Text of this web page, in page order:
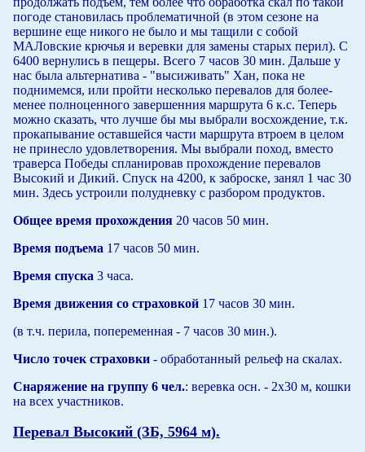
погоде становилась проблематичной (в этом сезоне на
вершине еще никого не было и мы тащили с собой
МАЛовские крючья и веревки для замены старых перил). С
6400 вернулись в пещеры. Всего 7 часов 30 мин. Дальше у
нас была альтернатива - "высиживать" Хан, пока не
поднимемся, или пройти несколько перевалов для более-
менее полноценного завершенния маршрута 6 к.с. Теперь
можно сказать, что лучше бы мы выбрали восхождение, т.к.
прокапывание оставшейся части маршрута втроем в целом
не принесло удовлетворения. Мы выбрали поход, вместо
траверса Победы спланировав прохождение перевалов
Высокий и Дикий. Спуск на 4200, к заброске, занял 1 час 30
мин. Здесь устроили полудневку с разбором продуктов.
Общее время прохождения 20 часов 50 мин.
Время подъема 17 часов 50 мин.
Время спуска 3 часа.
Время движения со страховкой 17 часов 30 мин.
(в т.ч. перила, попеременная - 7 часов 30 мин.).
Число точек страховки - обработанный рельеф на скалах.
Снаряжение на группу 6 чел.: веревка осн. - 2х30 м, кошки
на всех участников.
Перевал Высокий (ЗБ, 5964 м).